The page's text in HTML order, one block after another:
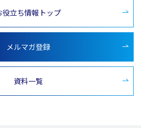
役立ち情報トップ
メルマガ登録
資料一覧